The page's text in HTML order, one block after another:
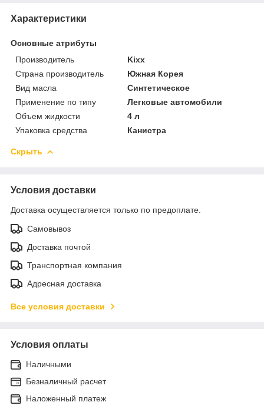
Характеристики
Основные атрибуты
Производитель
Kixx
Страна производитель
Южная Корея
Вид масла
Синтетическое
Применение по типу
Легковые автомобили
Объем жидкости
4 л
Упаковка средства
Канистра
Скрыть
Условия доставки
Доставка осуществляется только по предоплате.
Самовывоз
Доставка почтой
Транспортная компания
Адресная доставка
Все условия доставки
Условия оплаты
Наличными
Безналичный расчет
Наложенный платеж